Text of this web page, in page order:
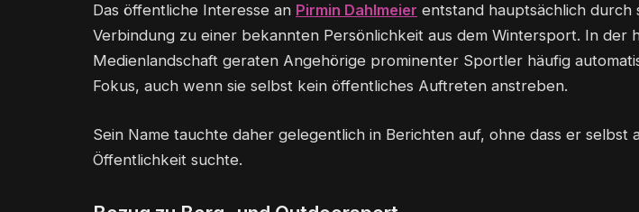
Das öffentliche Interesse an Pirmin Dahlmeier entstand hauptsächlich durch
Verbindung zu einer bekannten Persönlichkeit aus dem Wintersport. In der
Medienlandschaft geraten Angehörige prominenter Sportler häufig
Fokus, auch wenn sie selbst kein öffentliches Auftreten anstreben.
Sein Name tauchte daher gelegentlich in Berichten auf, ohne dass er selbst
Öffentlichkeit suchte.